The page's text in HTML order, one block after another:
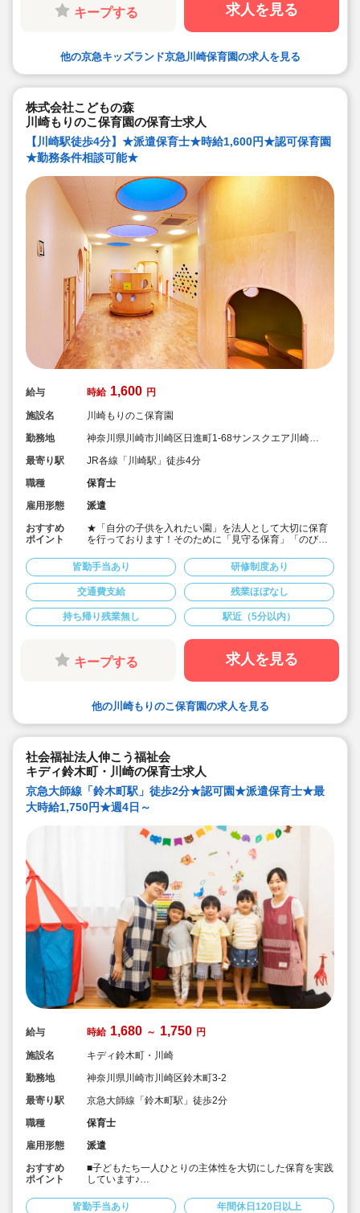
キープする 求人を見る
他の京急キッズランド京急川崎保育園の求人を見る
株式会社こどもの森
川崎もりのこ保育園の保育士求人
【川崎駅徒歩4分】★派遣保育士★時給1,600円★認可保育園
★勤務条件相談可能★
給与 時給 1,600 円
施設名
川崎もりのこ保育園
勤務地
神奈川県川崎市川崎区日進町1-68サンスクエア川崎8
最寄り駅
JR各線「川崎駅」徒歩4分
職種
保育士
雇用形態
派遣
おすすめ
ポイント
★「自分の子供を入れたい園」を法人として大切に保育
を行っております！そのために「見守る保育」「のびの
す♪
★保育士専任のコンサルタントがあなたの派遣就業を安
心サポートいたします
★川崎駅より徒歩4分の定員60名の認可保育園！
★時給1,600円の求人です！
★勤務条件等相談可能です！
キララサポートで派遣就業する3つのメリット
・求人提案から就業後のサポートまで専任コンサルタン
トが細やかに対応します
・手当や福利厚生については当社独自のサービスもご用
ったサポートに定評があります
皆勤手当あり 研修制度あり
交通費支給 残業ほぼなし
持ち帰り残業無し 駅近（5分以内）
キープする 求人を見る
他の川崎もりのこ保育園の求人を見る
社会福祉法人伸こう福祉会
キディ鈴木町・川崎の保育士求人
京急大師線「鈴木町駅」徒歩2分★認可園★派遣保育士★最
大時給1,750円★週4日～
給与 時給 1,680 ～ 1,750 円
施設名
キディ鈴木町・川崎
勤務地
神奈川県川崎市川崎区鈴木町3-2
最寄り駅
京急大師線「鈴木町駅」徒歩2分
職種
保育士
雇用形態
派遣
おすすめ
ポイント
■子どもたち一人ひとりの主体性を大切にした保育を実践
しています♪
園で派遣保育士さんを募集中！
皆勤手当あり 年間休日120日以上